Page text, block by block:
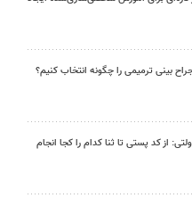
بینی ترمیمی را چگونه انتخاب کنیم؟
از کد پستی تا ثنا کدام را کجا انجام